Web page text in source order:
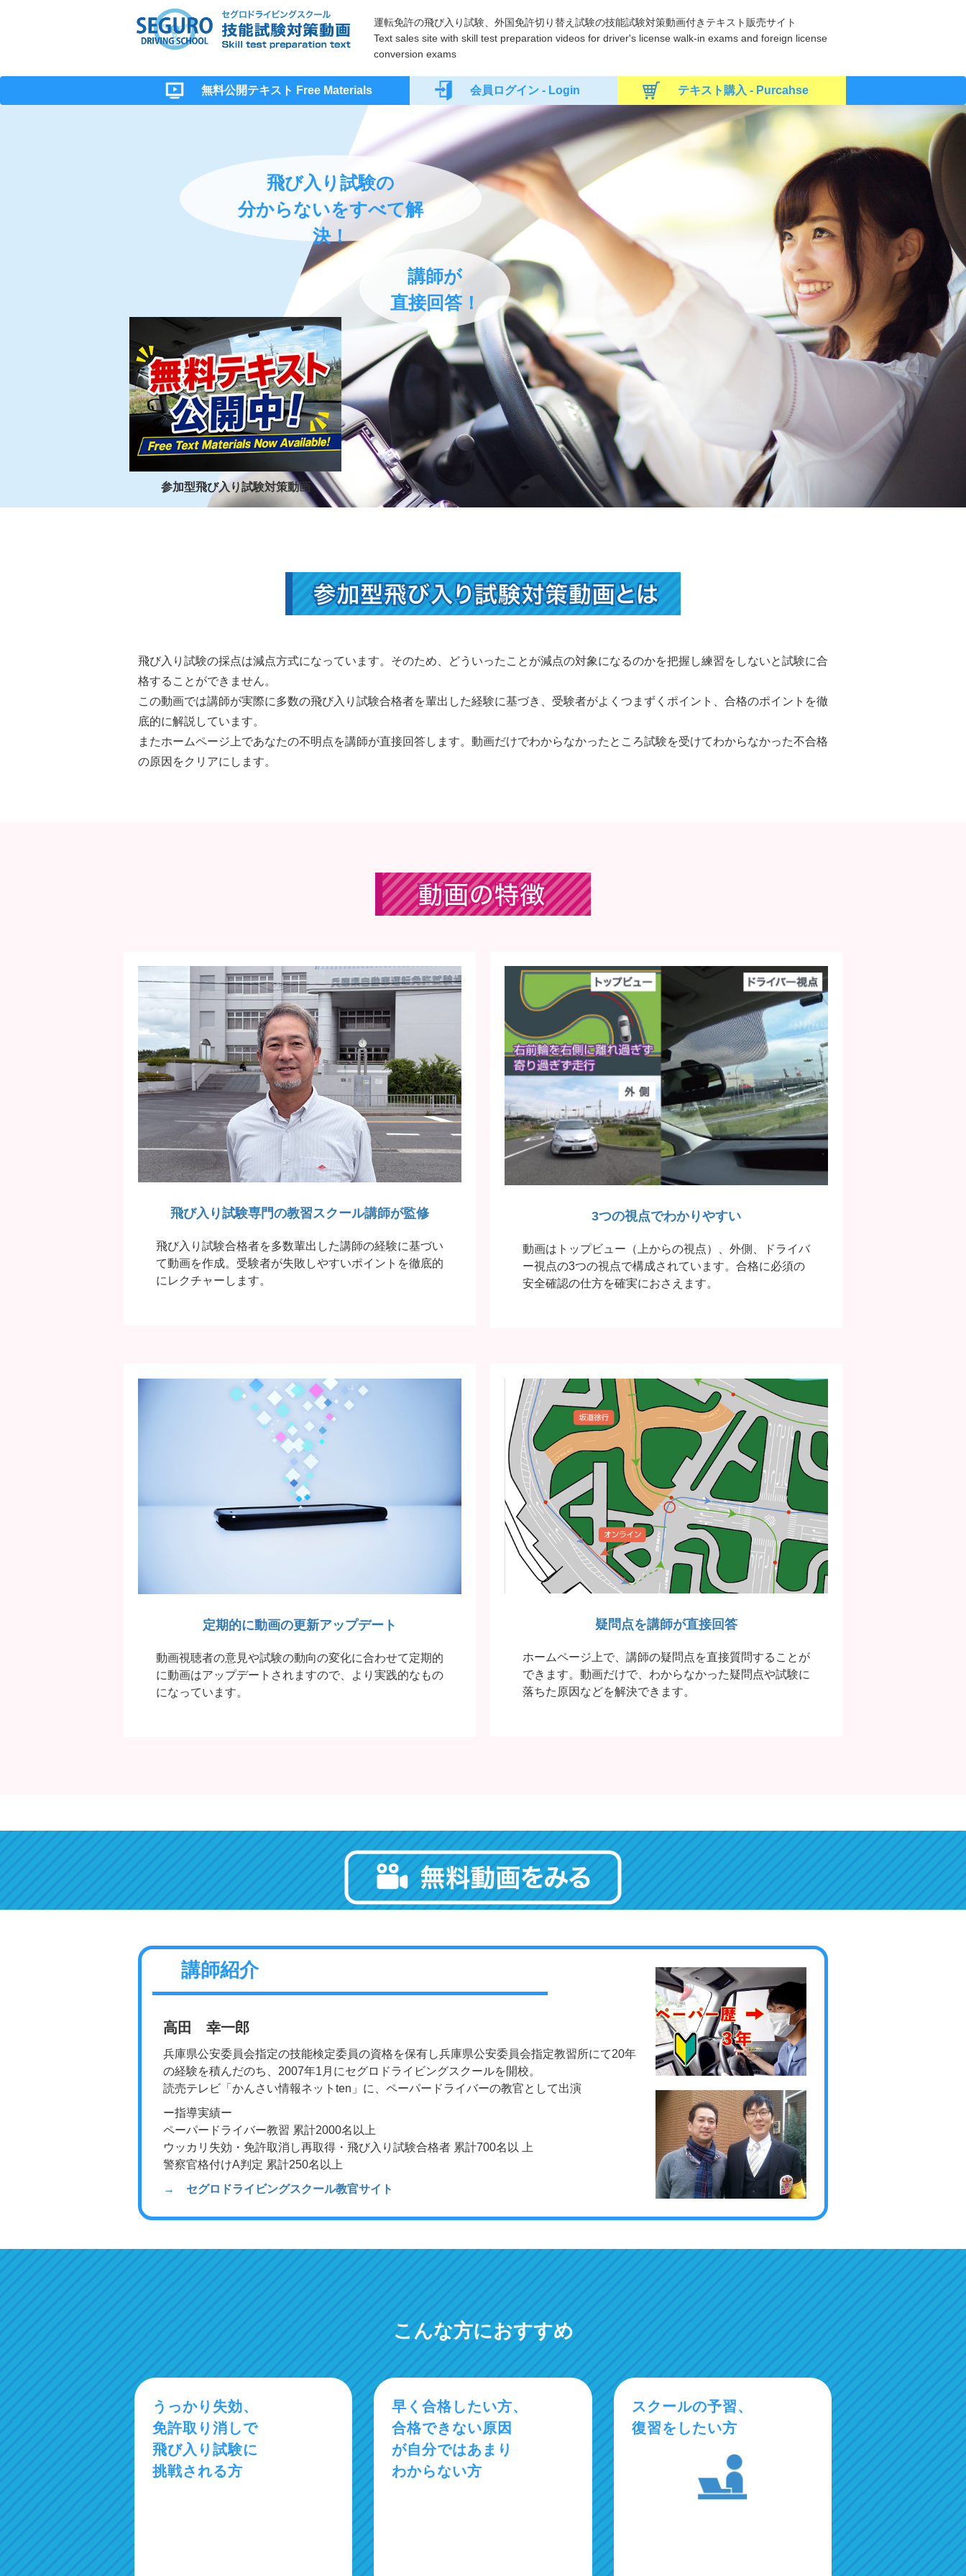
運転免許の飛び入り試験、外国免許切り替え試験の技能試験対策動画付きテキスト販売サイト
Text sales site with skill test preparation videos for driver's license walk-in exams and foreign license
conversion exams
無料公開テキスト Free Materials 会員ログイン - Login テキスト購入 - Purcahse
飛び入り試験の
分からないをすべて解
決！
講師が
直接回答！
参加型飛び入り試験対策動画
飛び入り試験の採点は減点方式になっています。そのため、どういったことが減点の対象になるのかを把握し練習をしないと試験に合
格することができません。
この動画では講師が実際に多数の飛び入り試験合格者を輩出した経験に基づき、受験者がよくつまずくポイント、合格のポイントを徹
底的に解説しています。
またホームページ上であなたの不明点を講師が直接回答します。動画だけでわからなかったところ試験を受けてわからなかった不合格
の原因をクリアにします。
飛び入り試験専門の教習スクール講師が監修
飛び入り試験合格者を多数輩出した講師の経験に基づい
て動画を作成。受験者が失敗しやすいポイントを徹底的
にレクチャーします。
3つの視点でわかりやすい
動画はトップビュー（上からの視点）、外側、ドライバ
ー視点の3つの視点で構成されています。合格に必須の
安全確認の仕方を確実におさえます。
定期的に動画の更新アップデート
動画視聴者の意見や試験の動向の変化に合わせて定期的
に動画はアップデートされますので、より実践的なもの
になっています。
疑問点を講師が直接回答
ホームページ上で、講師の疑問点を直接質問することが
できます。動画だけで、わからなかった疑問点や試験に
落ちた原因などを解決できます。
講師紹介
高田 幸一郎
兵庫県公安委員会指定の技能検定委員の資格を保有し兵庫県公安委員会指定教習所にて20年
の経験を積んだのち、2007年1月にセグロドライビングスクールを開校。
読売テレビ「かんさい情報ネットten」に、ペーパードライバーの教官として出演
ー指導実績ー
ペーパードライバー教習 累計2000名以上
ウッカリ失効・免許取消し再取得・飛び入り試験合格者 累計700名以 上
警察官格付けA判定 累計250名以上
→ セグロドライビングスクール教官サイト
こんな方におすすめ
うっかり失効、
免許取り消しで
飛び入り試験に
挑戦される方
早く合格したい方、
合格できない原因
が自分ではあまり
わからない方
スクールの予習、
復習をしたい方